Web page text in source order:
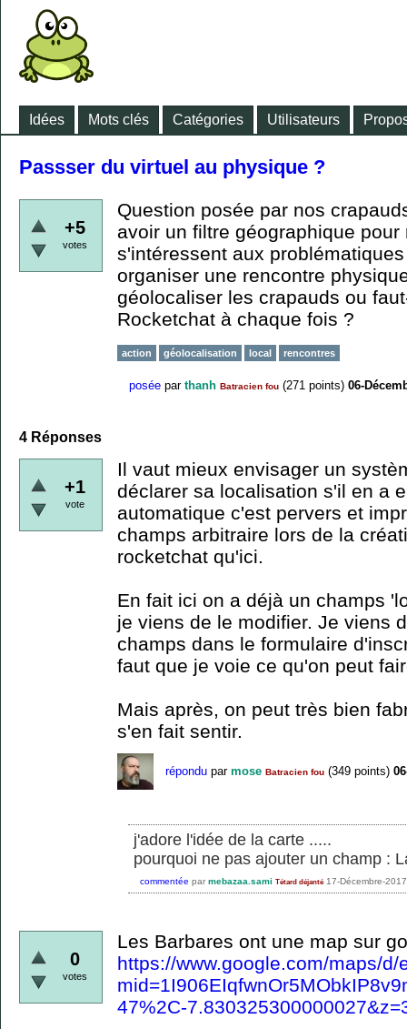
Idées Mots clés Catégories Utilisateurs
Passser du virtuel au physique ?
+5
votes
Question posée par nos
avoir un filtre géographique
s'intéressent aux
organiser une rencontre
géolocaliser les crapauds ou
Rocketchat à chaque fois ?
action géolocalisation local rencontres
posée par thanh Batracien fou (271 points) 06-
4 Réponses
+1
vote
Il vaut mieux envisager un
déclarer sa localisation s'il en a
automatique c'est pervers et
champs arbitraire lors de la
rocketchat qu'ici.
En fait ici on a déjà un champs
je viens de le modifier. Je viens
champs dans le formulaire
faut que je voie ce qu'on peut
Mais après, on peut très bien
s'en fait sentir.
répondu par mose Batracien fou (349 points)
j'adore l'idée de la carte .....
pourquoi ne pas ajouter un champ :
commentée par mebazaa.sami Tétard déjanté 17-Décembre-2017
0
votes
Les Barbares ont une map sur
https://www.google.com/maps/d/
47%2C-